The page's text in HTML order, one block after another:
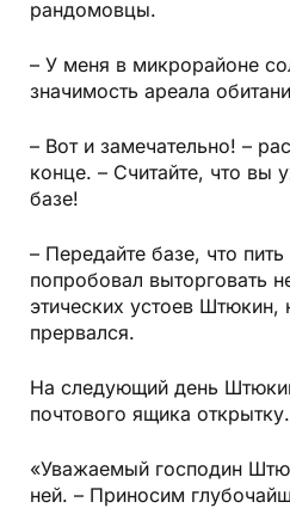
рандомовцы.
– У меня в микрорайоне
значимость ареала
– Вот и замечательно! –
конце. – Считайте, что вы
базе!
– Передайте базе, что
попробовал выторговать
этических устоев Штюкин,
прервался.
На следующий день
почтового ящика открытку.
«Уважаемый господин
ней. – Приносим